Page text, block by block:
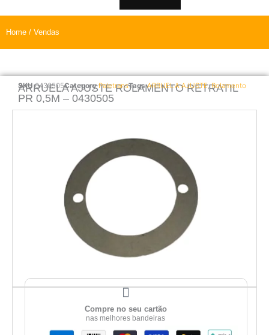
Home / Vendas
ARRUELA AJUSTE ROLAMENTO RETRATIL
PR 0,5M – 0430505
SKU0430505Category PaletransTags ARRUELA AJUSTE,Rolamento
Compre no seu cartão
nas melhores bandeiras